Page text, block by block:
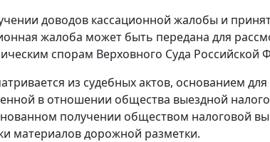
доводов кассационной жалобы и
жалоба может быть передана для
спорам Верховного Суда Российской
из судебных актов, основанием
в отношении общества выездной
получении обществом налоговой
материалов дорожной разметки.